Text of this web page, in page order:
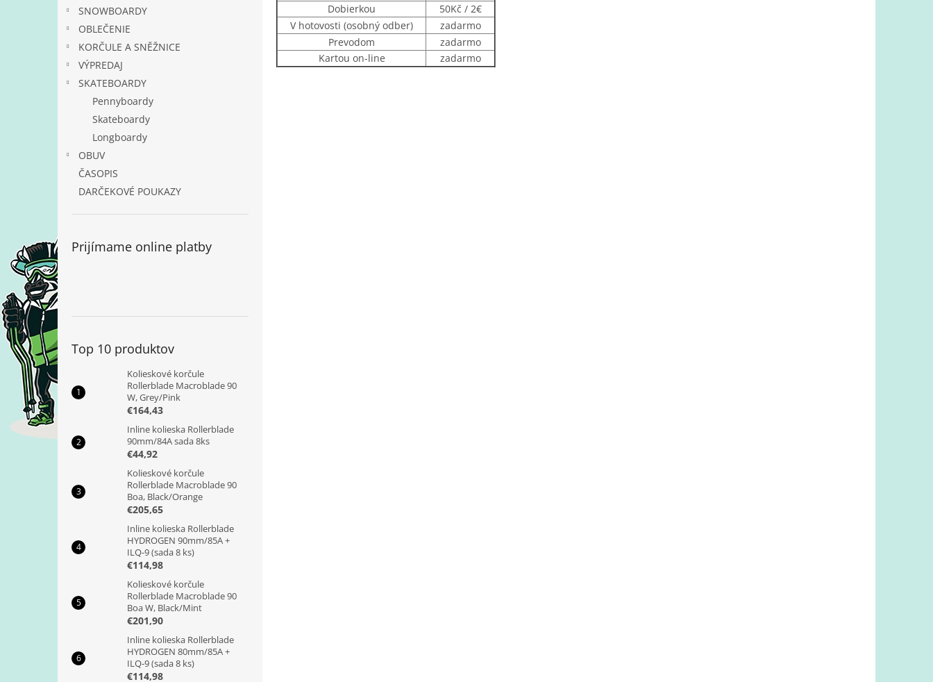
SNOWBOARDY
OBLEČENIE
KORČULE A SNĚŽNICE
VÝPREDAJ
SKATEBOARDY
Pennyboardy
Skateboardy
Longboardy
OBUV
ČASOPIS
DARČEKOVÉ POUKAZY
Prijímame online platby
Top 10 produktov
Kolieskové korčule
Rollerblade Macroblade 90
W, Grey/Pink
€164,43
Inline kolieska Rollerblade
90mm/84A sada 8ks
€44,92
Kolieskové korčule
Rollerblade Macroblade 90
Boa, Black/Orange
€205,65
Inline kolieska Rollerblade
HYDROGEN 90mm/85A +
ILQ-9 (sada 8 ks)
€114,98
Kolieskové korčule
Rollerblade Macroblade 90
Boa W, Black/Mint
€201,90
Inline kolieska Rollerblade
HYDROGEN 80mm/85A +
ILQ-9 (sada 8 ks)
€114,98
Dobierkou
50Kč / 2€
V hotovosti (osobný odber)
zadarmo
Prevodom
zadarmo
Kartou on-line
zadarmo